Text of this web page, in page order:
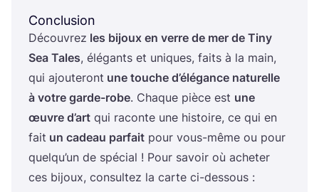
Conclusion
Décou­vrez les bijoux en verre de mer de Tiny
Sea Tales, élé­gants et uniques, faits à la main,
qui ajou­te­ront une touche d’é­lé­gance natu­relle
à votre garde-robe. Chaque pièce est une
œuvre d’art qui raconte une his­toire, ce qui en
fait un cadeau par­fait pour vous-même ou pour
quel­qu’un de spé­cial ! Pour savoir où ache­ter
ces bijoux, consul­tez la carte ci-dessous :